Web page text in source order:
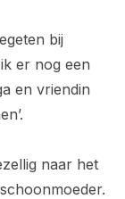
bij
er nog een
en vriendin
naar het